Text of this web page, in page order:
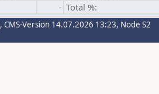
- Total %:
, CMS-Version 14.07.2026 13:23, Node S2